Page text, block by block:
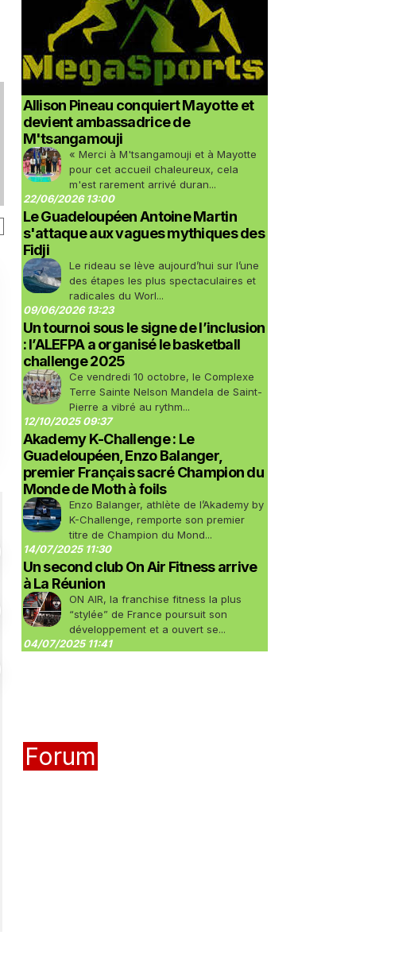
Allison Pineau conquiert Mayotte et
devient ambassadrice de
M'tsangamouji
« Merci à M'tsangamouji et à Mayotte
pour cet accueil chaleureux, cela
m'est rarement arrivé duran...
22/06/2026 13:00
Le Guadeloupéen Antoine Martin
s'attaque aux vagues mythiques des
Fidji
Le rideau se lève aujourd’hui sur l’une
des étapes les plus spectaculaires et
radicales du Worl...
09/06/2026 13:23
Un tournoi sous le signe de l’inclusion
: l’ALEFPA a organisé le basketball
challenge 2025
Ce vendredi 10 octobre, le Complexe
Terre Sainte Nelson Mandela de Saint-
Pierre a vibré au rythm...
12/10/2025 09:37
Akademy K-Challenge : Le
Guadeloupéen, Enzo Balanger,
premier Français sacré Champion du
Monde de Moth à foils
Enzo Balanger, athlète de l’Akademy by
K-Challenge, remporte son premier
titre de Champion du Mond...
14/07/2025 11:30
Un second club On Air Fitness arrive
à La Réunion
ON AIR, la franchise fitness la plus
“stylée” de France poursuit son
développement et a ouvert se...
04/07/2025 11:41
Forum